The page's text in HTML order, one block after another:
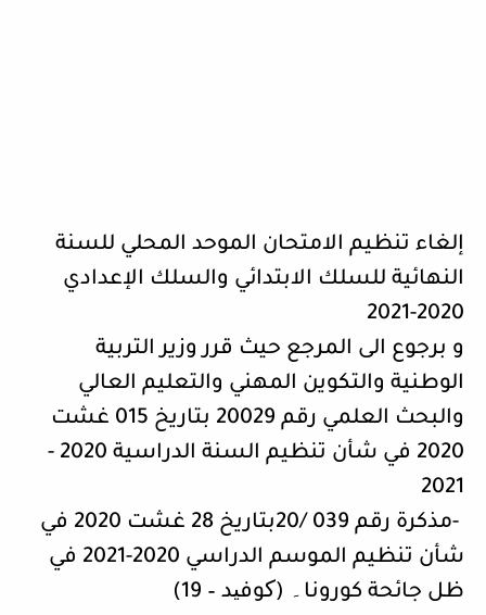
إلغاء تنظيم الامتحان الموحد المحلي للسنة
النهائية للسلك الابتدائي والسلك الإعدادي
2020-2021
و برجوع الى المرجع حيث قرر وزير التربية
الوطنية والتكوين المهني والتعليم العالي
والبحث العلمي رقم 20029 بتاريخ 015 غشت
2020 في شأن تنظيم السنة الدراسية 2020 -
2021
-مذكرة رقم 039 20/
بتاريخ 28 غشت 2020 في
شأن تنظيم الموسم الدراسي 2020-2021 في
ظل جائحة كورونا۔ (کوفید – 19)